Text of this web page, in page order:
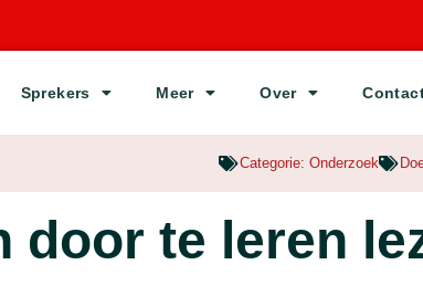
Sprekers Meer Over
Categorie: Onderzoek
door te leren